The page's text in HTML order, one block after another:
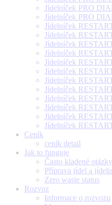
Jídelníček PRO
Jídelníček PRO
Jídelníček
Jídelníček
Jídelníček
Jídelníček
Jídelníček
Jídelníček
Jídelníček
Jídelníček
Jídelníček
Jídelníček
Jídelníček
Jídelníček
Ceník
ceník detail
Jak to funguje
Často kladené otázky
Příprava jídel a
Zero waste status
Rozvoz
Informace o rozvozu